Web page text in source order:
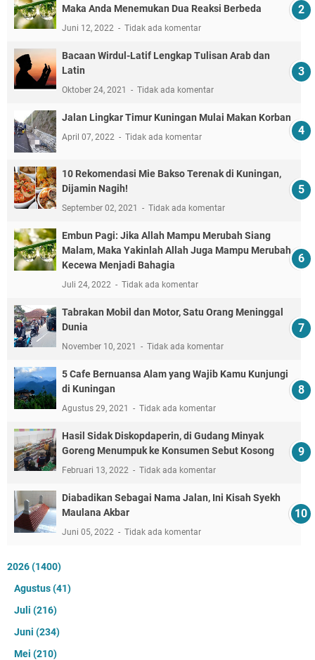
Maka Anda Menemukan Dua Reaksi Berbeda
Juni 12, 2022 Tidak ada komentar
Bacaan Wirdul-Latif Lengkap Tulisan Arab dan
Latin
Oktober 24, 2021 Tidak ada komentar
Jalan Lingkar Timur Kuningan Mulai Makan Korban
April 07, 2022 Tidak ada komentar
10 Rekomendasi Mie Bakso Terenak di Kuningan,
Dijamin Nagih!
September 02, 2021 Tidak ada komentar
Embun Pagi: Jika Allah Mampu Merubah Siang
Malam, Maka Yakinlah Allah Juga Mampu Merubah
Kecewa Menjadi Bahagia
Juli 24, 2022 Tidak ada komentar
Tabrakan Mobil dan Motor, Satu Orang Meninggal
Dunia
November 10, 2021 Tidak ada komentar
5 Cafe Bernuansa Alam yang Wajib Kamu Kunjungi
di Kuningan
Agustus 29, 2021 Tidak ada komentar
Hasil Sidak Diskopdaperin, di Gudang Minyak
Goreng Menumpuk ke Konsumen Sebut Kosong
Februari 13, 2022 Tidak ada komentar
Diabadikan Sebagai Nama Jalan, Ini Kisah Syekh
Maulana Akbar
Juni 05, 2022 Tidak ada komentar
2026(1400)
Agustus(41)
Juli (216)
Juni (234)
Mei (210)